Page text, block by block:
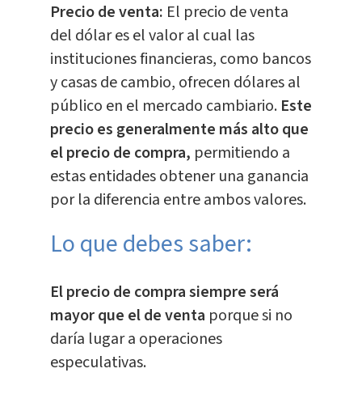
Precio de venta: El precio de venta
del dólar es el valor al cual las
instituciones financieras, como bancos
y casas de cambio, ofrecen dólares al
público en el mercado cambiario. Este
precio es generalmente más alto que
el precio de compra, permitiendo a
estas entidades obtener una ganancia
por la diferencia entre ambos valores.
Lo que debes saber:
El precio de compra siempre será
mayor que el de venta porque si no
daría lugar a operaciones
especulativas.